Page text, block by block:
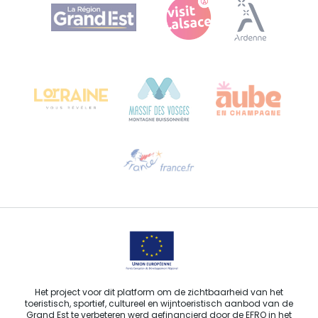
Agence Régionale du Tourisme Grand Est
Bureau de Colmar (hoofdkantoor)
Stuur ons een e-mail
Het project voor dit platform om de zichtbaarheid van het
toeristisch, sportief, cultureel en wijntoeristisch aanbod van de